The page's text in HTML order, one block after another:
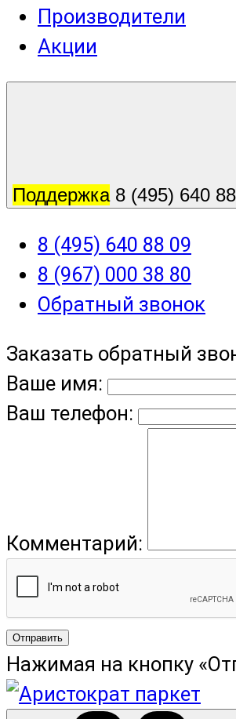
Производители
Акции
Поддержка8 (495) 640
8 (495) 640 88 09
8 (967) 000 38 80
Обратный звонок
Заказать обратный
Ваше имя:
Ваш телефон:
Комментарий:
Отправить
Нажимая на кнопку